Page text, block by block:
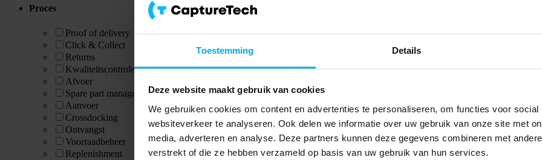
Toestemming Details
Deze website maakt gebruik van cookies
We gebruiken cookies om content en advertenties te personaliseren, om functies voor
websiteverkeer te analyseren. Ook delen we informatie over uw gebruik van onze site met
media, adverteren en analyse. Deze partners kunnen deze gegevens combineren met
verstrekt of die ze hebben verzameld op basis van uw gebruik van hun services.
Proces
Proof of delivery
Click & Collect
Returns
Kwaliteitscontrole
Afvoer
Spare part management
Aanvoer
Crossdocking
Ontvangst
Voorraadbeheer
Replenishment